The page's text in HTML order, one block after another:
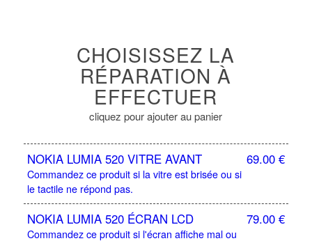
CHOISISSEZ LA
RÉPARATION À
EFFECTUER
cliquez pour ajouter au panier
NOKIA LUMIA 520 VITRE AVANT 69.00€
Commandez ce produit si la vitre est brisée ou si
le tactile ne répond pas.
NOKIA LUMIA 520 ÉCRAN LCD 79.00€
Commandez ce produit si l'écran affiche mal ou